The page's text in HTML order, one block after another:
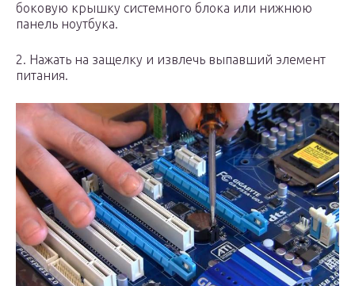
боковую крышку системного блока или нижнюю
панель ноутбука.
2. Нажать на защелку и извлечь выпавший элемент
питания.